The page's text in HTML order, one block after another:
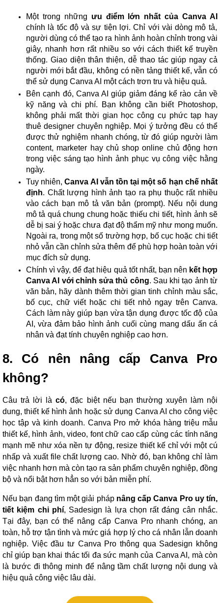
Một trong những ưu điểm lớn nhất của Canva AI
chính là tốc độ và sự tiện lợi. Chỉ với vài dòng mô tả,
người dùng có thể tạo ra hình ảnh hoàn chỉnh trong vài
giây, nhanh hơn rất nhiều so với cách thiết kế truyền
thống. Giao diện thân thiện, dễ thao tác giúp ngay cả
người mới bắt đầu, không có nền tảng thiết kế, vẫn có
thể sử dụng Canva AI một cách trơn tru và hiệu quả.
Bên cạnh đó, Canva AI giúp giảm đáng kể rào cản về
kỹ năng và chi phí. Bạn không cần biết Photoshop,
không phải mất thời gian học công cụ phức tạp hay
thuê designer chuyên nghiệp. Mọi ý tưởng đều có thể
được thử nghiệm nhanh chóng, từ đó giúp người làm
content, marketer hay chủ shop online chủ động hơn
trong việc sáng tạo hình ảnh phục vụ công việc hằng
ngày.
Tuy nhiên,Canva AI vẫn tồn tại một số hạn chế nhất
định. Chất lượng hình ảnh tạo ra phụ thuộc rất nhiều
vào cách bạn mô tả văn bản (prompt). Nếu nội dung
mô tả quá chung chung hoặc thiếu chi tiết, hình ảnh sẽ
dễ bị sai ý hoặc chưa đạt độ thẩm mỹ như mong muốn.
Ngoài ra, trong một số trường hợp, bố cục hoặc chi tiết
nhỏ vẫn cần chỉnh sửa thêm để phù hợp hoàn toàn với
mục đích sử dụng.
Chính vì vậy, để đạt hiệu quả tốt nhất, bạn nên kết hợp
Canva AI với chỉnh sửa thủ công. Sau khi tạo ảnh từ
văn bản, hãy dành thêm thời gian tinh chỉnh màu sắc,
bố cục, chữ viết hoặc chi tiết nhỏ ngay trên Canva.
Cách làm này giúp bạn vừa tận dụng được tốc độ của
AI, vừa đảm bảo hình ảnh cuối cùng mang dấu ấn cá
nhân và đạt tính chuyên nghiệp cao hơn.
8. Có nên nâng cấp Canva Pro
không?
Câu trả lời làcó, đặc biệt nếu bạn thường xuyên làm nội
dung, thiết kế hình ảnh hoặc sử dụng Canva AI cho công việc
học tập và kinh doanh. Canva Pro mở khóa hàng triệu mẫu
thiết kế, hình ảnh, video, font chữ cao cấp cùng các tính năng
mạnh mẽ như xóa nền tự động, resize thiết kế chỉ với một cú
nhấp và xuất file chất lượng cao. Nhờ đó, bạn không chỉ làm
việc nhanh hơn mà còn tạo ra sản phẩm chuyên nghiệp, đồng
bộ và nổi bật hơn hẳn so với bản miễn phí.
Nếu bạn đang tìm một giải pháp nâng cấp Canva Pro uy tín,
tiết kiệm chi phí, Sadesign là lựa chọn rất đáng cân nhắc.
Tại đây, bạn có thể nâng cấp Canva Pro nhanh chóng, an
toàn, hỗ trợ tận tình và mức giá hợp lý cho cá nhân lẫn doanh
nghiệp. Việc đầu tư Canva Pro thông qua Sadesign không
chỉ giúp bạn khai thác tối đa sức mạnh của Canva AI, mà còn
là bước đi thông minh để nâng tầm chất lượng nội dung và
hiệu quả công việc lâu dài.